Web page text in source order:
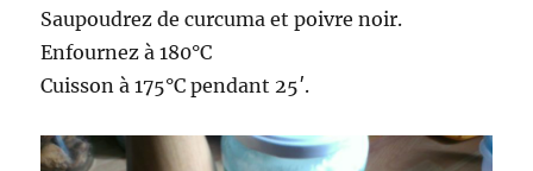
Saupoudrez de curcuma et poivre noir.
Enfournez à 180°C
Cuisson à 175°C pendant 25′.